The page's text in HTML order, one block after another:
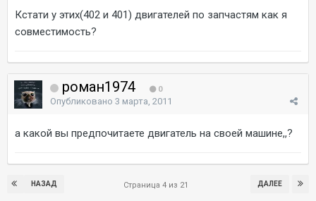
Кстати у этих(402 и 401) двигателей по запчастям как я
совместимость?
роман1974 0
Опубликовано 3 марта, 2011
а какой вы предпочитаете двигатель на своей машине,,?
НАЗАД ДАЛЕЕ
Страница 4 из 21